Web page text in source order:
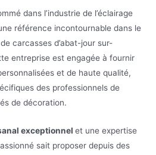
dans l’industrie de l’éclairage
référence incontournable dans le
carcasses d’abat-jour sur-
entreprise est engagée à fournir
et de haute qualité,
des professionnels de
de décoration.
exceptionnel et une expertise
sait proposer depuis des